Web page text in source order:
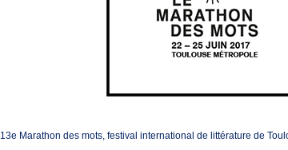
13e Marathon des mots, festival international de littérature de